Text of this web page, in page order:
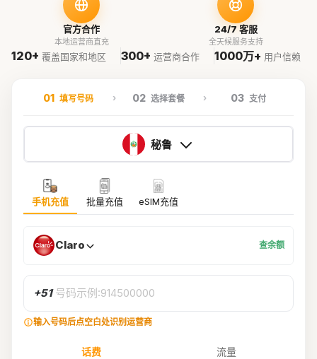
官方合作
本地运营商直充
24/7 客服
全天候服务支持
120+ 覆盖国家和地区 300+ 运营商合作 1000万+ 用户信赖
01 填写号码 02 选择套餐 03 支付
秘鲁
手机充值 批量充值 eSIM充值
Claro 查余额
+51 号码示例:914500000
输入号码后点空白处识别运营商
话费 流量